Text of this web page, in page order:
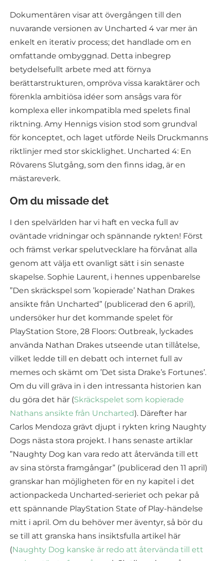
Dokumentären visar att övergången till den
nuvarande versionen av Uncharted 4 var mer än
enkelt en iterativ process; det handlade om en
omfattande ombyggnad. Detta inbegrep
betydelsefullt arbete med att förnya
berättarstrukturen, ompröva vissa karaktärer och
förenkla ambitiösa idéer som ansågs vara för
komplexa eller inkompatibla med spelets final
riktning. Amy Hennigs vision stod som grundval
för konceptet, och laget utförde Neils Druckmanns
riktlinjer med stor skicklighet. Uncharted 4: En
Rövarens Slutgång, som den finns idag, är en
mästareverk.
Om du missade det
I den spelvärlden har vi haft en vecka full av
oväntade vridningar och spännande rykten! Först
och främst verkar spelutvecklare ha förvånat alla
genom att välja ett ovanligt sätt i sin senaste
skapelse. Sophie Laurent, i hennes uppenbarelse
”Den skräckspel som ’kopierade’ Nathan Drakes
ansikte från Uncharted” (publicerad den 6 april),
undersöker hur det kommande spelet för
PlayStation Store, 28 Floors: Outbreak, lyckades
använda Nathan Drakes utseende utan tillåtelse,
vilket ledde till en debatt och internet full av
memes och skämt om ’Det sista Drake’s Fortunes’.
Om du vill gräva in i den intressanta historien kan
du göra det här (Skräckspelet som kopierade
Nathans ansikte från Uncharted). Därefter har
Carlos Mendoza grävt djupt i rykten kring Naughty
Dogs nästa stora projekt. I hans senaste artiklar
”Naughty Dog kan vara redo att återvända till ett
av sina största framgångar” (publicerad den 11 april)
granskar han möjligheten för en ny kapitel i det
actionpackeda Uncharted-serieriet och pekar på
ett spännande PlayStation State of Play-händelse
mitt i april. Om du behöver mer äventyr, så bör du
se till att granska hans insiktsfulla artikel här
(Naughty Dog kanske är redo att återvända till ett